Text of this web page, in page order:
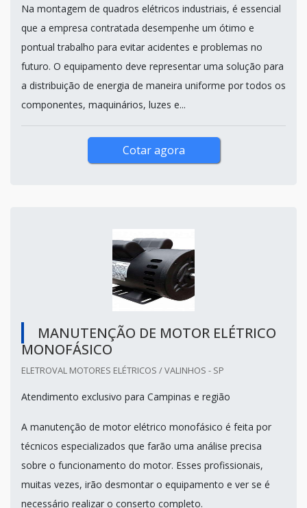
Na montagem de quadros elétricos industriais, é essencial
que a empresa contratada desempenhe um ótimo e
pontual trabalho para evitar acidentes e problemas no
futuro. O equipamento deve representar uma solução para
a distribuição de energia de maneira uniforme por todos os
componentes, maquinários, luzes e...
Cotar agora
MANUTENÇÃO DE MOTOR ELÉTRICO
MONOFÁSICO
ELETROVAL MOTORES ELÉTRICOS / VALINHOS - SP
Atendimento exclusivo para Campinas e região
A manutenção de motor elétrico monofásico é feita por
técnicos especializados que farão uma análise precisa
sobre o funcionamento do motor. Esses profissionais,
muitas vezes, irão desmontar o equipamento e ver se é
necessário realizar o conserto completo.